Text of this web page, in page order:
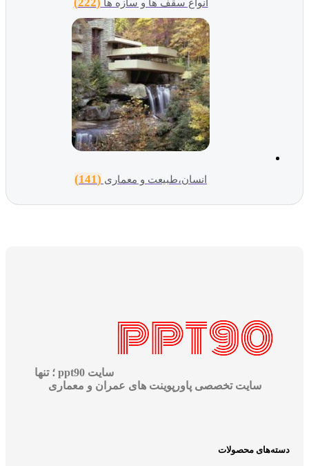
انواع سقف ها و سازه ها
انسان،طبیعت و معماری (141)
سایت ppt90 ؛ تنها
سایت تخصصی پاورپوینت های عمران و معماری
محصولات